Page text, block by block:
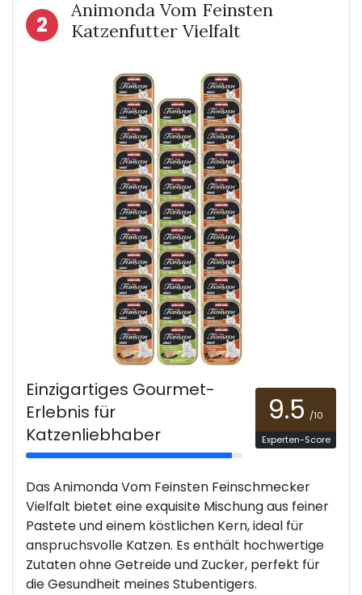
2
Animonda Vom Feinsten
Katzenfutter Vielfalt
Einzigartiges Gourmet-
Erlebnis für
Katzenliebhaber
9.5 /10
Experten-Score
Das Animonda Vom Feinsten Feinschmecker
Vielfalt bietet eine exquisite Mischung aus feiner
Pastete und einem köstlichen Kern, ideal für
anspruchsvolle Katzen. Es enthält hochwertige
Zutaten ohne Getreide und Zucker, perfekt für
die Gesundheit meines Stubentigers.